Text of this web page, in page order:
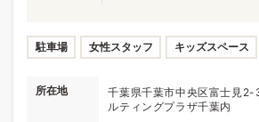
駐車場 女性スタッフ キッズスペース
所在地
千葉県千葉市中央区富士見
ルティングプラザ千葉内